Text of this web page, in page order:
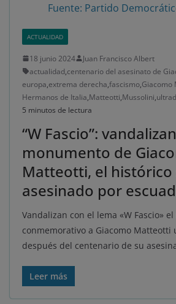
Fuente: Partido
ACTUALIDAD
18 junio 2024
Juan Francisco Albert
actualidad,centenario del asesinato de
europa,extrema derecha,fascismo,Giacomo
Hermanos de Italia,Matteotti,Mussolini,
5 minutos de lectura
“W Fascio”:
monumento de
Matteotti, el histórico
asesinado por
Vandalizan con el lema «W Fascio»
conmemorativo a Giacomo Matteotti
después del centenario de su
Leer más